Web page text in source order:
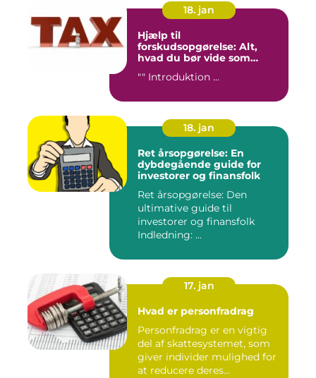
18. jan
Hjælp til
forskudsopgørelse: Alt,
hvad du bør vide som
"" Introduktion ...
18. jan
Ret årsopgørelse: En
dybdegående guide for
investorer og finansfolk
Ret årsopgørelse: Den
ultimative guide til
investorer og finansfolk
Indledning: ...
17. jan
Hvad er personfradrag
Personfradrag er en vigtig
del af skattesystemet, som
giver individer mulighed for
at reducere deres...